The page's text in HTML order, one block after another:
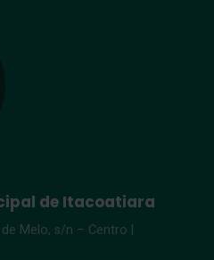
de Itacoatiara
Melo, s/n – Centro |